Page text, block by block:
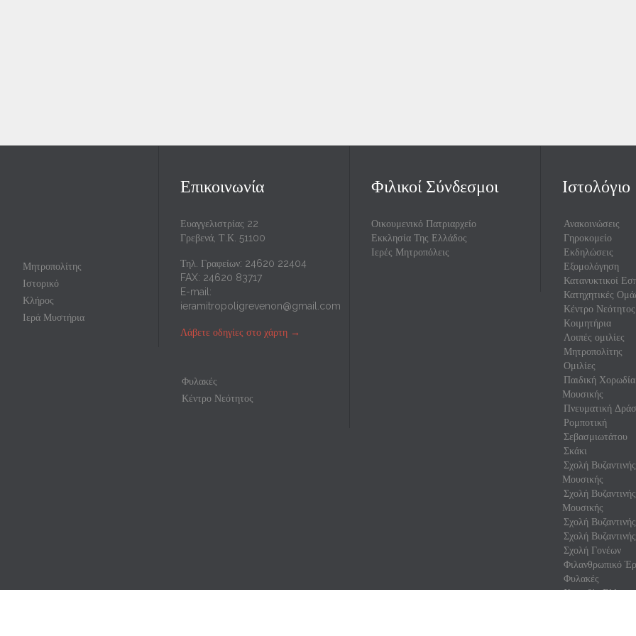
Μητροπολίτης
Ιστορικό
Κλήρος
Ιερά Μυστήρια
Επικοινωνία
Ευαγγελιστρίας 22
Γρεβενά, Τ.Κ. 51100
Τηλ. Γραφείων: 24620 22404
FAX: 24620 83717
E-mail:
ieramitropoligrevenon@gmail.com
Λάβετε οδηγίες στο χάρτη →
Φυλακές
Κέντρο Νεότητος
Φιλικοί Σύνδεσμοι
Οικουμενικό Πατριαρχείο
Εκκλησία Της Ελλάδος
Ιερές Μητροπόλεις
Ιστολόγιο
Ανακοινώσεις
Γηροκομείο
Εκδηλώσεις
Εξομολόγηση
Κατανυκτικοί
Κατηχητικές
Κέντρο Νεότητος
Κοιμητήρια
Λοιπές ομιλίες
Μητροπολίτης
Ομιλίες
Παιδική
Μουσικής
Πνευματική
Ρομποτική
Σεβασμιωτάτου
Σκάκι
Σχολή
Μουσικής
Σχολή
Μουσικής
Σχολή
Σχολή
Σχολή Γονέων
Φιλανθρωπικό
Φυλακές
Χορωδία